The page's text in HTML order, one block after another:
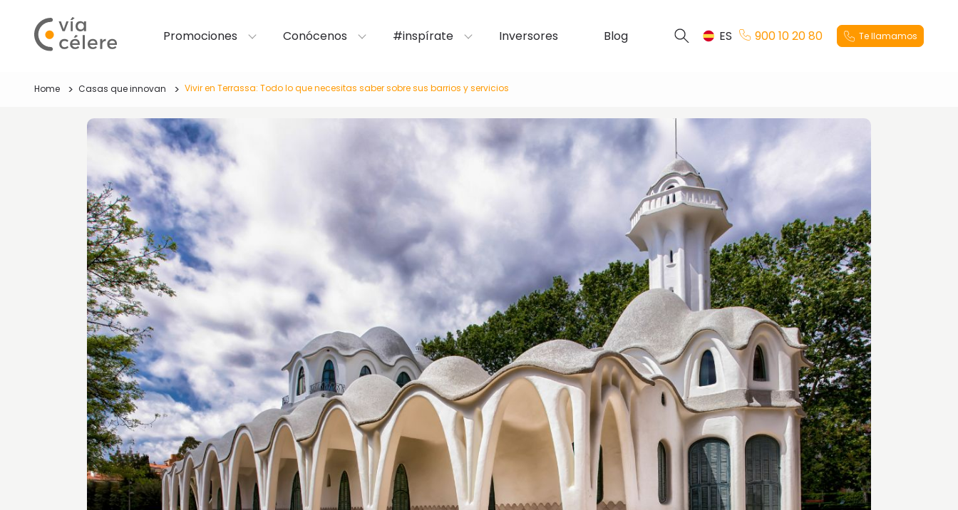
Promociones Conócenos #inspírate Inversores Blog ES 900 10 20 80 Te llamamos
Home Casas que innovan Vivir en Terrassa: Todo lo que necesitas saber sobre sus barrios y servicios